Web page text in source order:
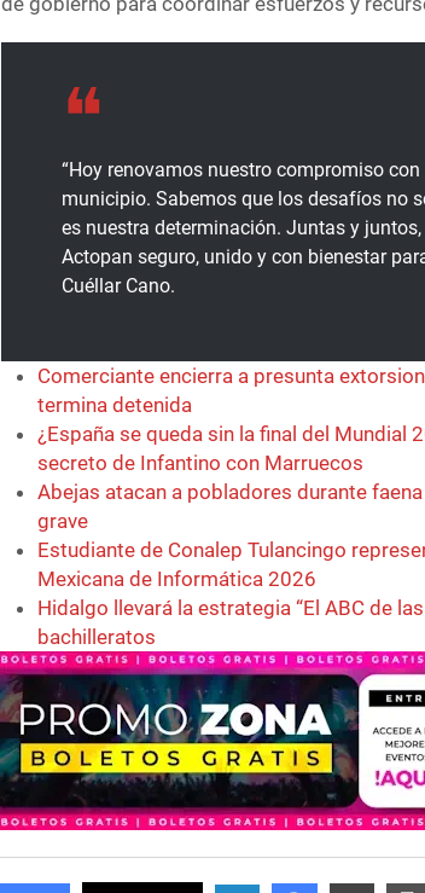
“Hoy renovamos nuestro compromiso
municipio. Sabemos que los desafíos no
es nuestra determinación. Juntas y
Actopan seguro, unido y con bienestar
Cuéllar Cano.
Comerciante encierra a presunta
termina detenida
¿España se queda sin la final del Mundial
secreto de Infantino con Marruecos
Abejas atacan a pobladores durante
grave
Estudiante de Conalep Tulancingo
Mexicana de Informática 2026
Hidalgo llevará la estrategia “El ABC de
bachilleratos